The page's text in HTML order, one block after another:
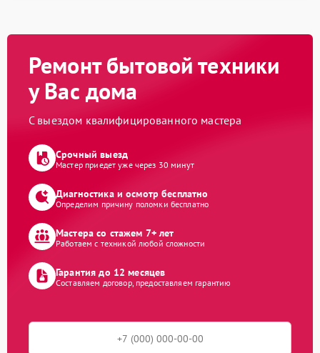
Ремонт бытовой техники
у Вас дома
С выездом квалифицированного мастера
Срочный выезд
Мастер приедет уже через 30 минут
Диагностика и осмотр бесплатно
Определим причину поломки бесплатно
Мастера со стажем 7+ лет
Работаем с техникой любой сложности
Гарантия до 12 месяцев
Составляем договор, предоставляем гарантию